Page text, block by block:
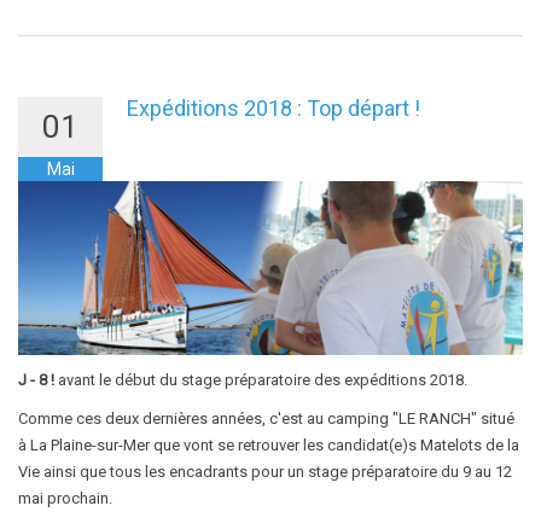
01
Mai
Expéditions 2018 : Top départ !
J - 8 ! avant le début du stage préparatoire des expéditions 2018.
Comme ces deux dernières années, c'est au camping "LE RANCH" situé
à La Plaine-sur-Mer que vont se retrouver les candidat(e)s Matelots de la
Vie ainsi que tous les encadrants pour un stage préparatoire du 9 au 12
mai prochain.